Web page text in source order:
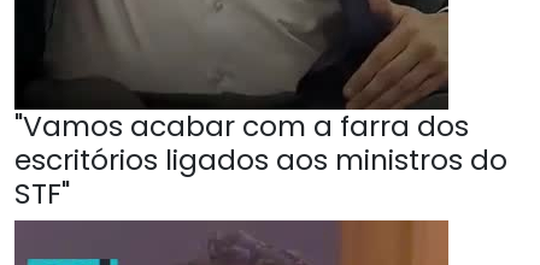
"Vamos acabar com a farra dos
escritórios ligados aos ministros do
STF"